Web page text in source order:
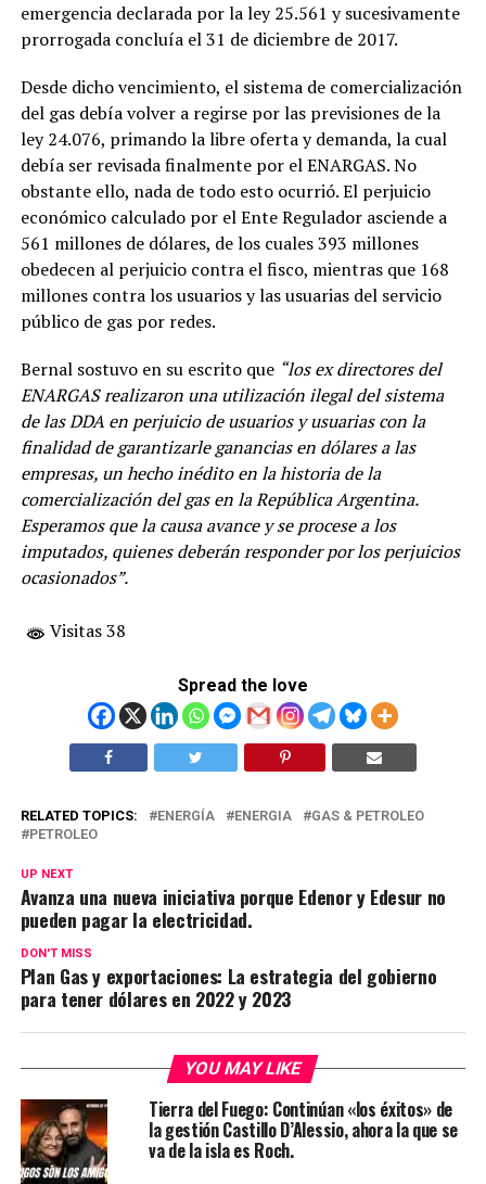
emergencia declarada por la ley 25.561 y sucesivamente
prorrogada concluía el 31 de diciembre de 2017.
Desde dicho vencimiento, el sistema de comercialización
del gas debía volver a regirse por las previsiones de la
ley 24.076, primando la libre oferta y demanda, la cual
debía ser revisada finalmente por el ENARGAS. No
obstante ello, nada de todo esto ocurrió. El perjuicio
económico calculado por el Ente Regulador asciende a
561 millones de dólares, de los cuales 393 millones
obedecen al perjuicio contra el fisco, mientras que 168
millones contra los usuarios y las usuarias del servicio
público de gas por redes.
Bernal sostuvo en su escrito que “los ex directores del
ENARGAS realizaron una utilización ilegal del sistema
de las DDA en perjuicio de usuarios y usuarias con la
finalidad de garantizarle ganancias en dólares a las
empresas, un hecho inédito en la historia de la
comercialización del gas en la República Argentina.
Esperamos que la causa avance y se procese a los
imputados, quienes deberán responder por los perjuicios
ocasionados”.
Visitas 38
Spread the love
RELATED TOPICS: ENERGÍA ENERGIA
GAS & PETROLEO
PETROLEO
UP NEXT
Avanza una nueva iniciativa porque Edenor y Edesur no
pueden pagar la electricidad.
DON'T MISS
Plan Gas y exportaciones: La estrategia del gobierno
para tener dólares en 2022 y 2023
YOU MAY LIKE
Tierra del Fuego: Continúan «los éxitos» de
la gestión Castillo D’Alessio, ahora la que se
va de la isla es Roch.